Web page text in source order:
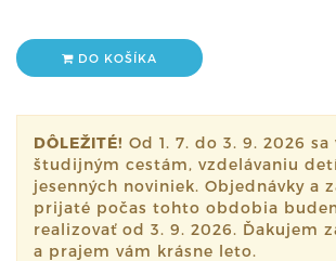
DO KOŠÍKA
DÔLEŽITÉ! Od 1. 7. do 3. 9. 2026 sa
študijným cestám, vzdelávaniu
jesenných noviniek. Objednávky a
prijaté počas tohto obdobia
realizovať od 3. 9. 2026. Ďakujem
a prajem vám krásne leto.